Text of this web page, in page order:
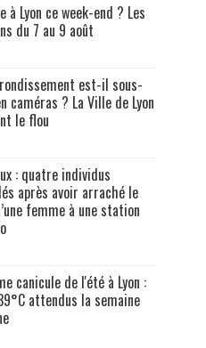
à Lyon ce week-end ? Les
du 7 au 9 août
est-il sous-
caméras ? La Ville de Lyon
le flou
: quatre individus
après avoir arraché le
femme à une station
canicule de l'été à Lyon :
attendus la semaine